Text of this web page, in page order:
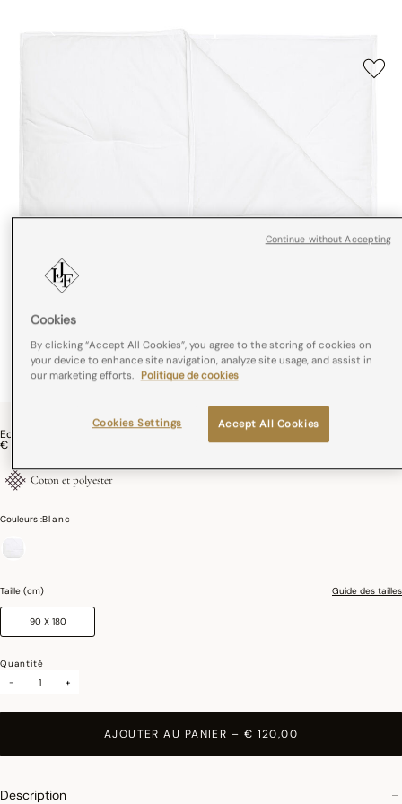
Edredon Édredon Coton, Polyester
€ 120,00
Coton et polyester
Couleurs :Blanc
Taille (cm) Guide des tailles
90 X 180
Quantité
-
+
AJOUTER AU PANIER – € 120,00
Description
Cookies
By clicking “Accept All Cookies”, you agree to the storing of cookies on
your device to enhance site navigation, analyze site usage, and assist in
our marketing efforts. Politique de cookies
Accept All Cookies
Cookies Settings
Continue without Accepting